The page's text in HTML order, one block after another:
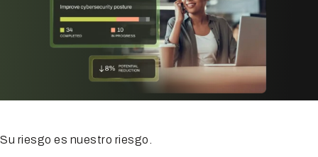
Su riesgo es nuestro riesgo.